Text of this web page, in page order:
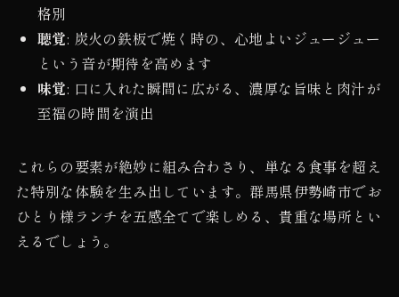
格別
聴覚: 炭火の鉄板で焼く時の、心地よいジュージュー
という音が期待を高めます
味覚: 口に入れた瞬間に広がる、濃厚な旨味と肉汁が
至福の時間を演出
これらの要素が絶妙に組み合わさり、単なる食事を超え
た特別な体験を生み出しています。群馬県伊勢崎市でお
ひとり様ランチを五感全てで楽しめる、貴重な場所とい
えるでしょう。